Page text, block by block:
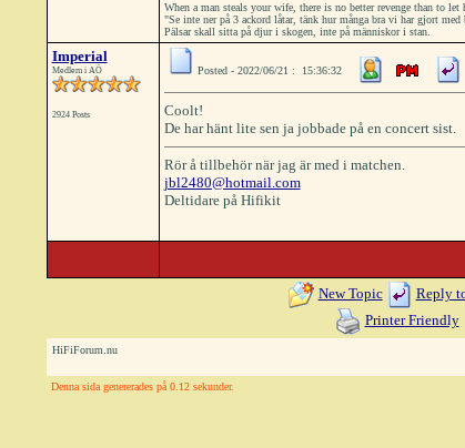
When a man steals your wife, there is no better revenge than to let
"Se inte ner på 3 ackord låtar, tänk hur många bra vi har gjort
Pälsar skall sitta på djur i skogen, inte på människor i stan.
Imperial
Medlem i AÖ
2924 Posts
Posted - 2022/06/21 : 15:36:32
Coolt!
De har hänt lite sen ja jobbade på en concert sist.
Rör å tillbehör när jag är med i matchen.
jbl2480@hotmail.com
Deltidare på Hifikit
New Topic
Reply
Printer Friendly
HiFiForum.nu
Denna sida genererades på 0.12 sekunder.